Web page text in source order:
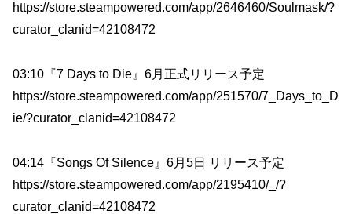
https://store.steampowered.com/app/2646460/Soulmask/?
curator_clanid=42108472
03:10『7 Days to Die』6月正式リリース予定
https://store.steampowered.com/app/251570/7_Days_to_D
ie/?curator_clanid=42108472
04:14『Songs Of Silence』6月5日 リリース予定
https://store.steampowered.com/app/2195410/_/?
curator_clanid=42108472